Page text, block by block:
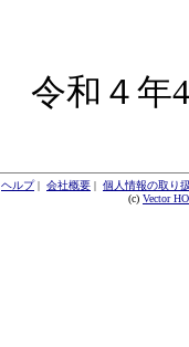
令和４年
ヘルプ| 会社概要 | 個人情報の取り
(c) Vector